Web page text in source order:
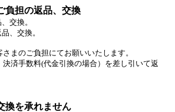
負担の返品、交換
交換。
、交換。
まのご負担にてお願いいたします。
済手数料(代金引換の場合）を差し引いて返
換を承れません